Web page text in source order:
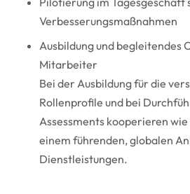
Verbesserungsmaßnahmen
Ausbildung und begleitendes
Mitarbeiter
Bei der Ausbildung für die
Rollenprofile und bei
Assessments kooperieren
einem führenden, globalen
Dienstleistungen.